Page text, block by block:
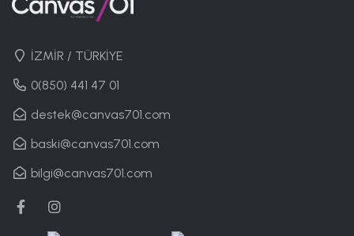
İZMİR / TÜRKİYE
0(850) 441 47 01
destek@canvas701.com
baski@canvas701.com
bilgi@canvas701.com